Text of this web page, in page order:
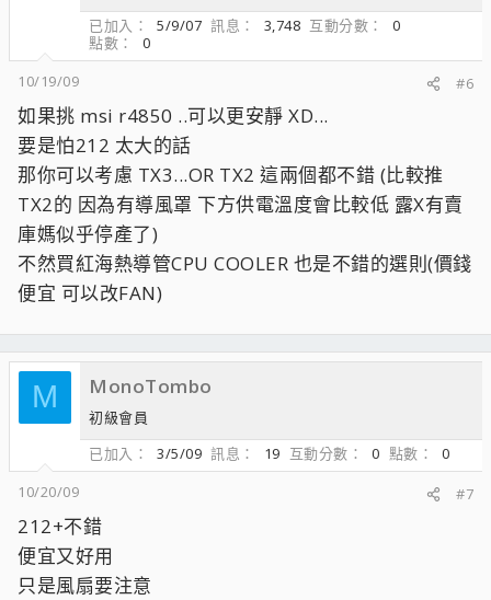
已加入
5/9/07 訊息 3,748 互動分數
0
點數
0
10/19/09
#6
如果挑 msi r4850 ..可以更安靜 XD...
要是怕212 太大的話
那你可以考慮 TX3...OR TX2 這兩個都不錯 (比較推
TX2的 因為有導風罩 下方供電溫度會比較低 露X有賣
庫媽似乎停產了)
不然買紅海熱導管CPU COOLER 也是不錯的選則(價錢
便宜 可以改FAN)
M MonoTombo
初級會員
已加入
3/5/09 訊息 19 互動分數 0 點數
0
10/20/09
#7
212+不錯
便宜又好用
只是風扇要注意